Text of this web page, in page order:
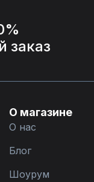
заказ
О магазине
О нас
Блог
Шоурум